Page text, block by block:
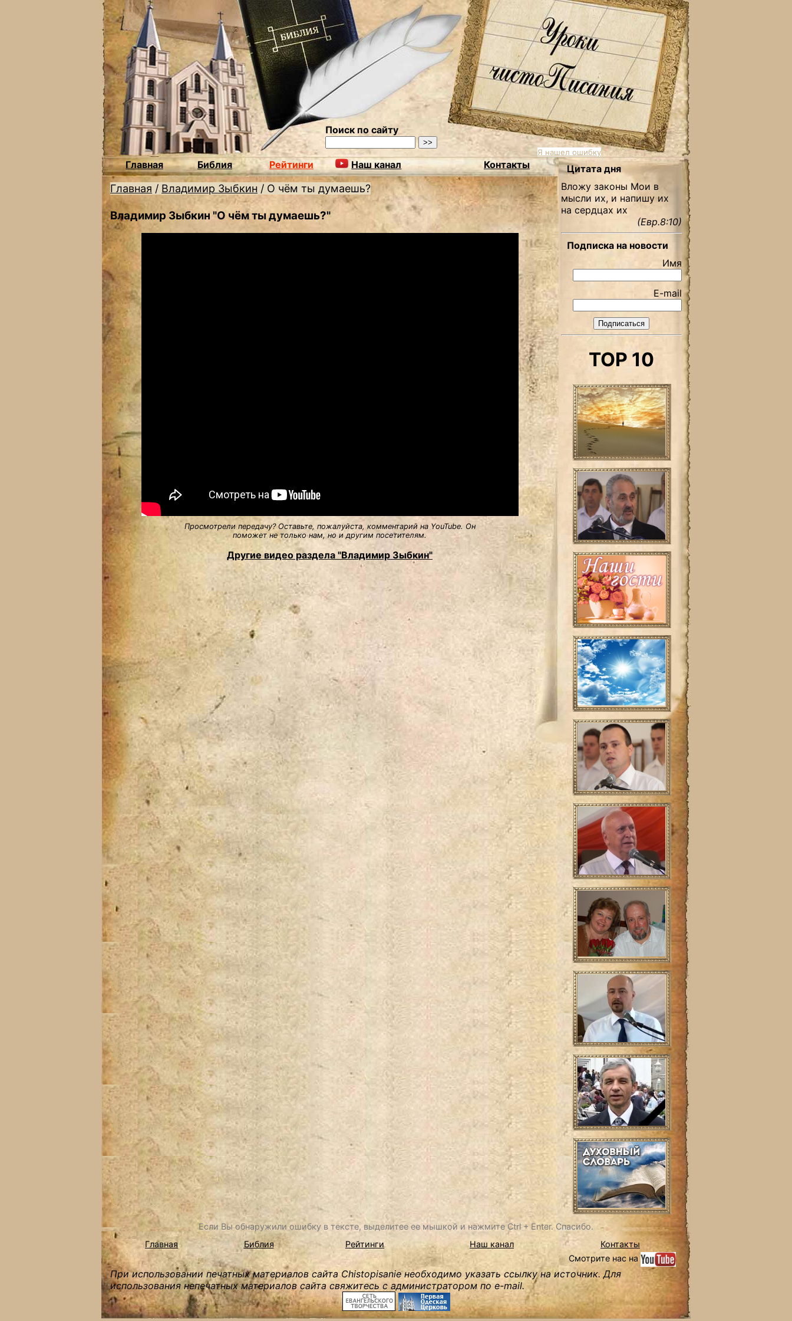
Поиск по сайту
Я нашел ошибку
Главная Библия Рейтинги Наш канал Контакты
Главная / Владимир Зыбкин / О чём ты думаешь?
Владимир Зыбкин "О чём ты думаешь?"
Просмотрели передачу? Оставьте, пожалуйста, комментарий на YouTube. Он
поможет не только нам, но и другим посетителям.
Другие видео раздела "Владимир Зыбкин"
Цитата дня
Вложу законы Мои в
мысли их, и напишу их
на сердцах их
(Евр.8:10)
Подписка на новости
Имя
E-mail
TOP 10
Если Вы обнаружили ошибку в тексте, выделитее ее мышкой и нажмите Ctrl + Enter. Спасибо.
Главная
Библия Рейтинги Наш канал
Контакты
Смотрите нас на
При использовании печатных материалов сайта Chistopisanie необходимо указать ссылку на источник. Для
использования непечатных материалов сайта свяжитесь с администратором по e-mail.